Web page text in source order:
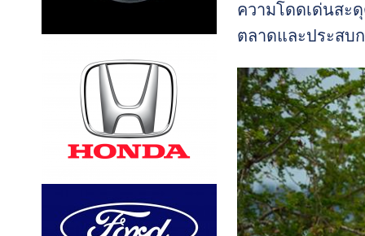
ความโดดเด่นสะ
ตลาดและประสบ